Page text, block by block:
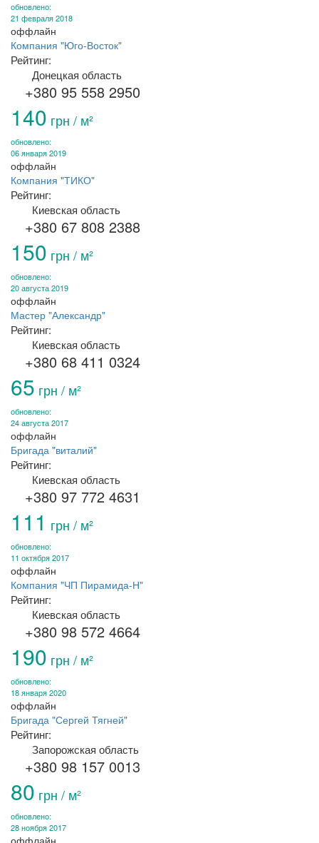
обновлено:
21 февраля 2018
оффлайн
Компания "Юго-Восток"
Рейтинг:
Донецкая область
+380 95 558 2950
140 грн / м²
обновлено:
06 января 2019
оффлайн
Компания "ТИКО"
Рейтинг:
Киевская область
+380 67 808 2388
150 грн / м²
обновлено:
20 августа 2019
оффлайн
Мастер "Александр"
Рейтинг:
Киевская область
+380 68 411 0324
65 грн / м²
обновлено:
24 августа 2017
оффлайн
Бригада "виталий"
Рейтинг:
Киевская область
+380 97 772 4631
111 грн / м²
обновлено:
11 октября 2017
оффлайн
Компания "ЧП Пирамида-Н"
Рейтинг:
Киевская область
+380 98 572 4664
190 грн / м²
обновлено:
18 января 2020
оффлайн
Бригада "Сергей Тягней"
Рейтинг:
Запорожская область
+380 98 157 0013
80 грн / м²
обновлено:
28 ноября 2017
оффлайн